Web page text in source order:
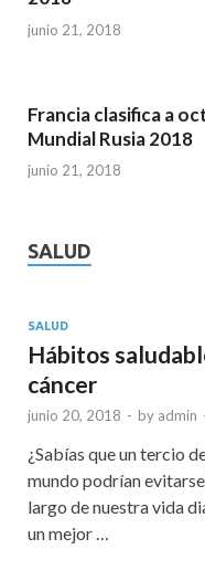
junio 21, 2018
Francia clasifica a
Mundial Rusia 2018
junio 21, 2018
SALUD
SALUD
Hábitos
cáncer
junio 20, 2018 - by admin
¿Sabías que un tercio
mundo podrían
largo de nuestra vida
un mejor …